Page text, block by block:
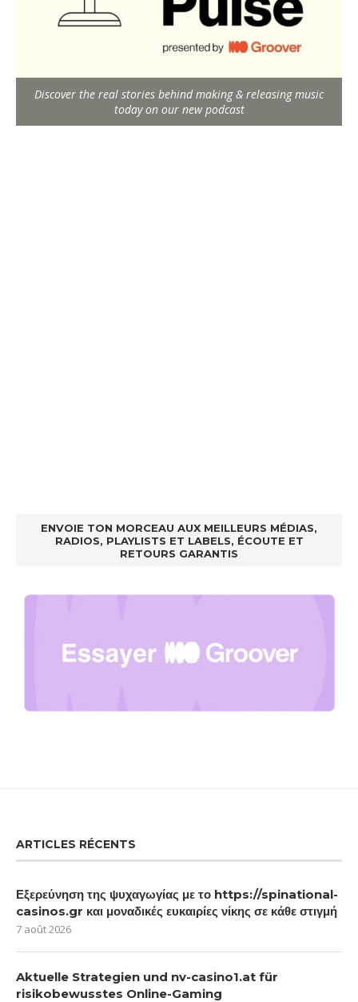
Discover the real stories behind making & releasing music
today on our new podcast
ENVOIE TON MORCEAU AUX MEILLEURS MÉDIAS,
RADIOS, PLAYLISTS ET LABELS, ÉCOUTE ET
RETOURS GARANTIS
ARTICLES RÉCENTS
Εξερεύνηση της ψυχαγωγίας με το https://spinational-
casinos.gr και μοναδικές ευκαιρίες νίκης σε κάθε στιγμή
7 août 2026
Aktuelle Strategien und nv-casino1.at für
risikobewusstes Online-Gaming